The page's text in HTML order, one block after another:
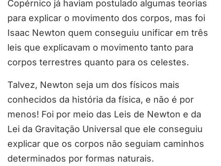
Copérnico já haviam postulado algumas teorias
para explicar o movimento dos corpos, mas foi
Isaac Newton quem conseguiu unificar em três
leis que explicavam o movimento tanto para
corpos terrestres quanto para os celestes.
Talvez, Newton seja um dos físicos mais
conhecidos da história da física, e não é por
menos! Foi por meio das Leis de Newton e da
Lei da Gravitação Universal que ele conseguiu
explicar que os corpos não seguiam caminhos
determinados por formas naturais.